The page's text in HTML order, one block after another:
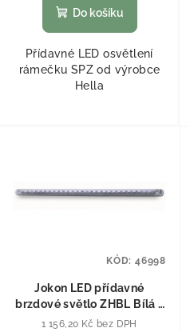
Do košíku
Přídavné LED osvětlení
rámečku SPZ od výrobce
Hella
Jokon LED přídavné
brzdové světlo ZHBL Bílá -
čirá
1 156,20 Kč bez DPH
KÓD: 46998